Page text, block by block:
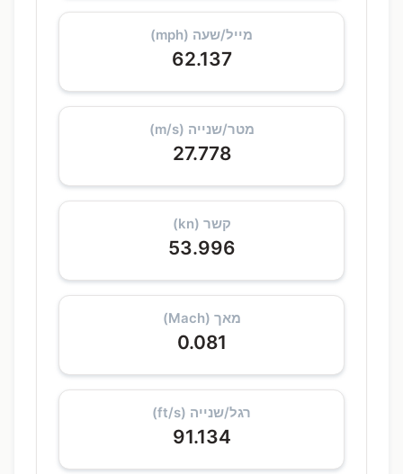
מייל/שעה (mph)
62.137
מטר/שנייה (m/s)
27.778
קשר (kn)
53.996
מאך (Mach)
0.081
רגל/שנייה (ft/s)
91.134